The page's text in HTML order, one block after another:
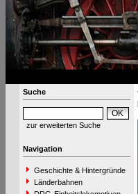
Suche
zur erweiterten Suche
Navigation
Geschichte & Hintergründe
Länderbahnen